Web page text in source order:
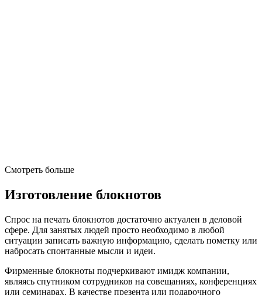
Смотреть больше
Изготовление блокнотов
Спрос на печать блокнотов достаточно актуален в деловой
сфере. Для занятых людей просто необходимо в любой
ситуации записать важную информацию, сделать пометку или
набросать спонтанные мысли и идеи.
Фирменные блокноты подчеркивают имидж компании,
являясь спутником сотрудников на совещаниях, конференциях
или семинарах. В качестве презента или подарочного